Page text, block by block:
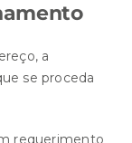
a
se proceda